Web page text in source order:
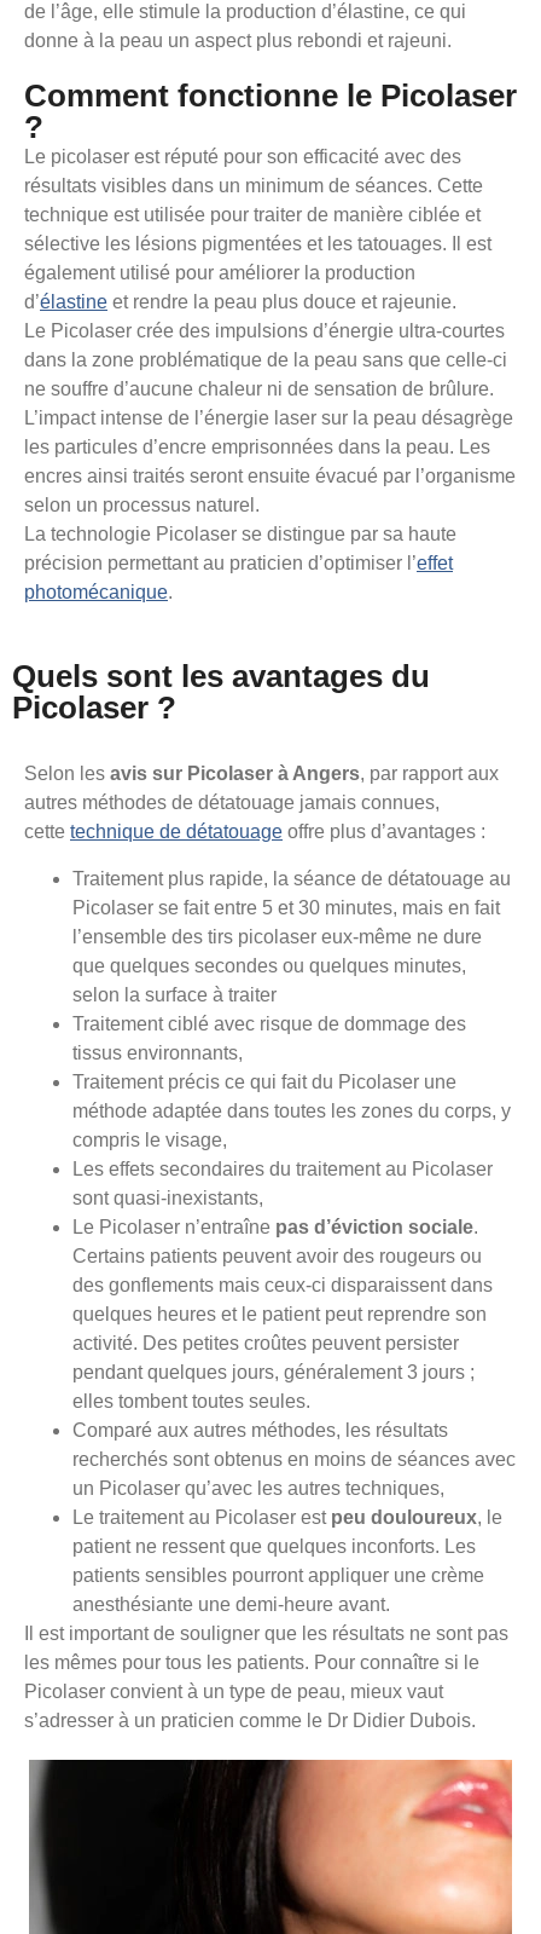
de l’âge, elle stimule la production d’élastine, ce qui
donne à la peau un aspect plus rebondi et rajeuni.
Comment fonctionne le Picolaser
?
Le picolaser est réputé pour son efficacité avec des
résultats visibles dans un minimum de séances. Cette
technique est utilisée pour traiter de manière ciblée et
sélective les lésions pigmentées et les tatouages. Il est
également utilisé pour améliorer la production
d’élastine et rendre la peau plus douce et rajeunie.
Le Picolaser crée des impulsions d’énergie ultra-courtes
dans la zone problématique de la peau sans que celle-ci
ne souffre d’aucune chaleur ni de sensation de brûlure.
L’impact intense de l’énergie laser sur la peau désagrège
les particules d’encre emprisonnées dans la peau. Les
encres ainsi traités seront ensuite évacué par l’organisme
selon un processus naturel.
La technologie Picolaser se distingue par sa haute
précision permettant au praticien d’optimiser l’effet
photomécanique.
Quels sont les avantages du
Picolaser ?
Selon les avis sur Picolaser à Angers, par rapport aux
autres méthodes de détatouage jamais connues,
cette technique de détatouage offre plus d’avantages :
Traitement plus rapide, la séance de détatouage au
Picolaser se fait entre 5 et 30 minutes, mais en fait
l’ensemble des tirs picolaser eux-même ne dure
que quelques secondes ou quelques minutes,
selon la surface à traiter
Traitement ciblé avec risque de dommage des
tissus environnants,
Traitement précis ce qui fait du Picolaser une
méthode adaptée dans toutes les zones du corps, y
compris le visage,
Les effets secondaires du traitement au Picolaser
sont quasi-inexistants,
Le Picolaser n’entraîne pas d’éviction sociale.
Certains patients peuvent avoir des rougeurs ou
des gonflements mais ceux-ci disparaissent dans
quelques heures et le patient peut reprendre son
activité. Des petites croûtes peuvent persister
pendant quelques jours, généralement 3 jours ;
elles tombent toutes seules.
Comparé aux autres méthodes, les résultats
recherchés sont obtenus en moins de séances avec
un Picolaser qu’avec les autres techniques,
Le traitement au Picolaser est peu douloureux, le
patient ne ressent que quelques inconforts. Les
patients sensibles pourront appliquer une crème
anesthésiante une demi-heure avant.
Il est important de souligner que les résultats ne sont pas
les mêmes pour tous les patients. Pour connaître si le
Picolaser convient à un type de peau, mieux vaut
s’adresser à un praticien comme le Dr Didier Dubois.